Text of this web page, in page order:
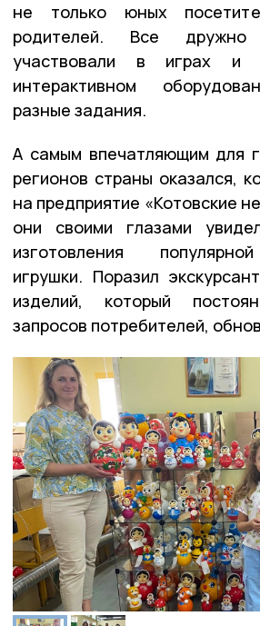
не только юных
родителей. Все
участвовали в играх и
интерактивном
разные задания.
А самым впечатляющим для
регионов страны оказался,
на предприятие «Котовские
они своими глазами
изготовления
игрушки. Поразил
изделий, который
запросов потребителей,